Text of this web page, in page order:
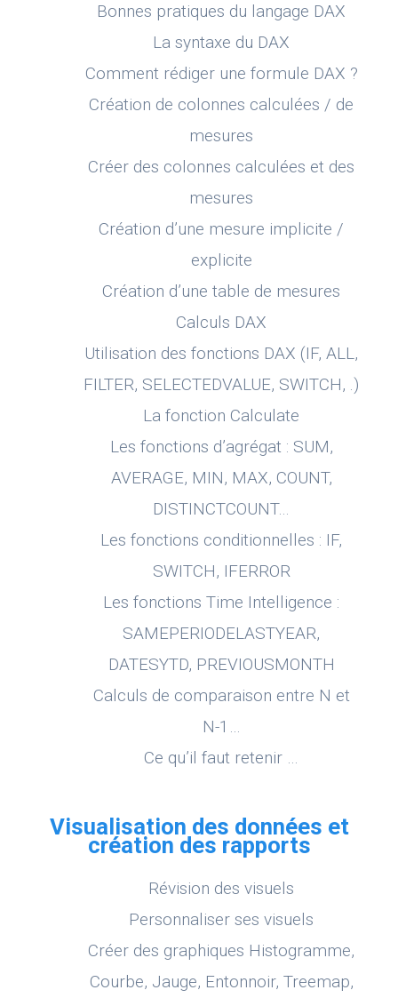
Bonnes pratiques du langage DAX
La syntaxe du DAX
Comment rédiger une formule DAX ?
Création de colonnes calculées / de
mesures
Créer des colonnes calculées et des
mesures
Création d’une mesure implicite /
explicite
Création d’une table de mesures
Calculs DAX
Utilisation des fonctions DAX (IF, ALL,
FILTER, SELECTEDVALUE, SWITCH, .)
La fonction Calculate
Les fonctions d’agrégat : SUM,
AVERAGE, MIN, MAX, COUNT,
DISTINCTCOUNT…
Les fonctions conditionnelles : IF,
SWITCH, IFERROR
Les fonctions Time Intelligence :
SAMEPERIODELASTYEAR,
DATESYTD, PREVIOUSMONTH
Calculs de comparaison entre N et
N-1…
Ce qu’il faut retenir …
Visualisation des données et
création des rapports
Révision des visuels
Personnaliser ses visuels
Créer des graphiques Histogramme,
Courbe, Jauge, Entonnoir, Treemap,